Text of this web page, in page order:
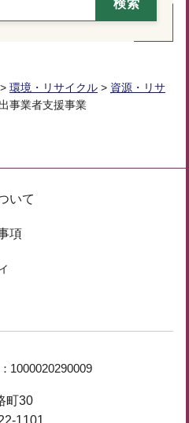
> 環境・リサイクル > 資源・リサ
事業者支援事業
いて
項
1000020290009
町30
1101